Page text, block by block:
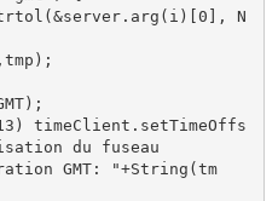
du fuseau